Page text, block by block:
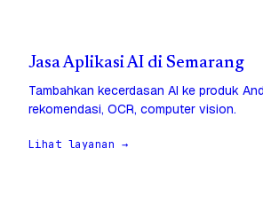
Jasa Aplikasi AI di Semarang
Tambahkan kecerdasan AI ke produk
rekomendasi, OCR, computer vision.
Lihat layanan →